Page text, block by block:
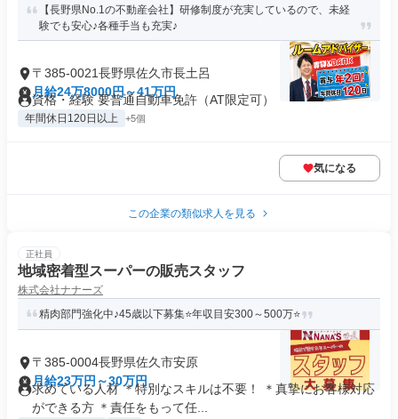
【長野県No.1の不動産会社】研修制度が充実しているので、未経
験でも安心♪各種手当も充実♪
〒385-0021長野県佐久市長土呂
月給24万8000円～41万円
資格・経験 要普通自動車免許（AT限定可）
年間休日120日以上 +5個
気になる
この企業の類似求人を見る
正社員
地域密着型スーパーの販売スタッフ
株式会社ナナーズ
精肉部門強化中♪45歳以下募集⭐年収目安300～500万⭐
〒385-0004長野県佐久市安原
月給23万円～30万円
求めている人材 ＊特別なスキルは不要！ ＊真摯にお客様対応
ができる方 ＊責任をもって任...